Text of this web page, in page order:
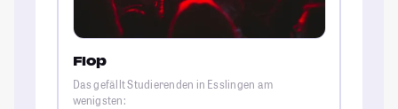
Flop
Das gefällt Studierenden in Esslingen am
wenigsten: